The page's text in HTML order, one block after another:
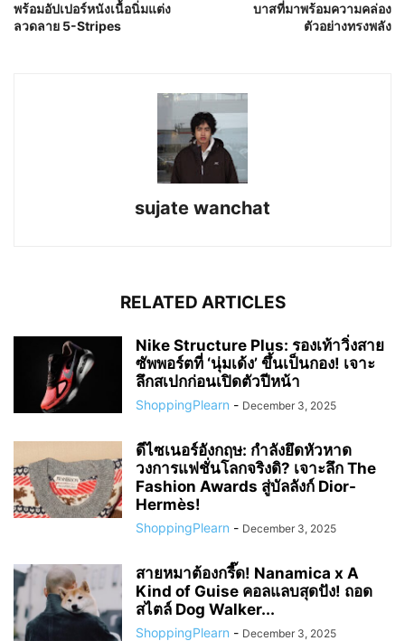
พร้อมอัปเปอร์หนังเนื้อนิ่มแต่ง
ลวดลาย 5-Stripes
บาสที่มาพร้อมความคล่อง
ตัวอย่างทรงพลัง
sujate wanchat
RELATED ARTICLES
Nike Structure Plus: รองเท้าวิ่งสาย
ซัพพอร์ตที่ ‘นุ่มเด้ง’ ขึ้นเป็นกอง! เจาะ
ลึกสเปกก่อนเปิดตัวปีหน้า
ShoppingPlearn - December 3, 2025
ดีไซเนอร์อังกฤษ: กำลังยึดหัวหาด
วงการแฟชั่นโลกจริงดิ? เจาะลึก The
Fashion Awards สู่บัลลังก์ Dior-
Hermès!
ShoppingPlearn - December 3, 2025
สายหมาต้องกรี๊ด! Nanamica x A
Kind of Guise คอลแลบสุดปัง! ถอด
สไตล์ Dog Walker...
ShoppingPlearn - December 3, 2025